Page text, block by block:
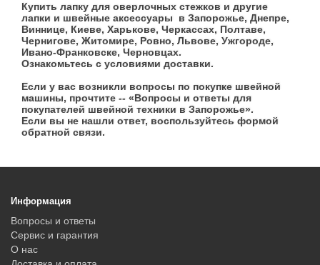
Купить лапку для оверлочных стежков и другие
лапки и швейные аксессуары в Запорожье, Днепре,
Виннице, Киеве, Харькове, Черкассах, Полтаве,
Чернигове, Житомире, Ровно, Львове, Ужгороде,
Ивано-Франковске, Черновцах.
Ознакомьтесь с условиями доставки.
Если у вас возникли вопросы по покупке швейной
машины, прочтите -- «Вопросы и ответы для
покупателей швейной техники в Запорожье».
Если вы не нашли ответ, воспользуйтесь формой
обратной связи.
Информация
Вопросы и ответы
Сервис и гарантия
О нас